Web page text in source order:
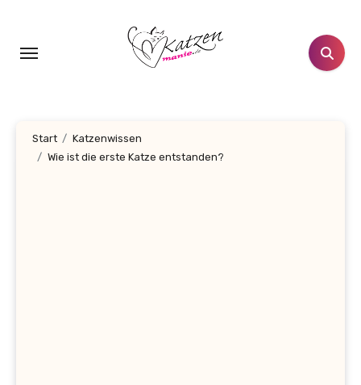
springen
Start
Katzenwissen
Wie ist die erste Katze entstanden?